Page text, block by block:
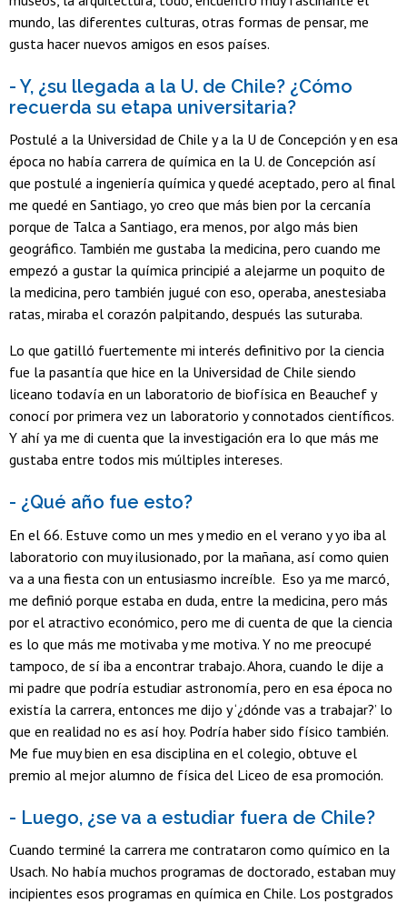
mundo, las diferentes culturas, otras formas de pensar, me
gusta hacer nuevos amigos en esos países.
- Y, ¿su llegada a la U. de Chile? ¿Cómo
recuerda su etapa universitaria?
Postulé a la Universidad de Chile y a la U de Concepción y en esa
época no había carrera de química en la U. de Concepción así
que postulé a ingeniería química y quedé aceptado, pero al final
me quedé en Santiago, yo creo que más bien por la cercanía
porque de Talca a Santiago, era menos, por algo más bien
geográfico. También me gustaba la medicina, pero cuando me
empezó a gustar la química principié a alejarme un poquito de
la medicina, pero también jugué con eso, operaba, anestesiaba
ratas, miraba el corazón palpitando, después las suturaba.
Lo que gatilló fuertemente mi interés definitivo por la ciencia
fue la pasantía que hice en la Universidad de Chile siendo
liceano todavía en un laboratorio de biofísica en Beauchef y
conocí por primera vez un laboratorio y connotados científicos.
Y ahí ya me di cuenta que la investigación era lo que más me
gustaba entre todos mis múltiples intereses.
- ¿Qué año fue esto?
En el 66. Estuve como un mes y medio en el verano y yo iba al
laboratorio con muy ilusionado, por la mañana, así como quien
va a una fiesta con un entusiasmo increíble. Eso ya me marcó,
me definió porque estaba en duda, entre la medicina, pero más
por el atractivo económico, pero me di cuenta de que la ciencia
es lo que más me motivaba y me motiva. Y no me preocupé
tampoco, de sí iba a encontrar trabajo. Ahora, cuando le dije a
mi padre que podría estudiar astronomía, pero en esa época no
existía la carrera, entonces me dijo y ‘¿dónde vas a trabajar?’ lo
que en realidad no es así hoy. Podría haber sido físico también.
Me fue muy bien en esa disciplina en el colegio, obtuve el
premio al mejor alumno de física del Liceo de esa promoción.
- Luego, ¿se va a estudiar fuera de Chile?
Cuando terminé la carrera me contrataron como químico en la
Usach. No había muchos programas de doctorado, estaban muy
incipientes esos programas en química en Chile. Los postgrados